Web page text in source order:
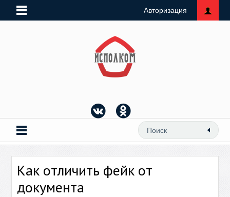
Авторизация
Как отличить фейк от
документа